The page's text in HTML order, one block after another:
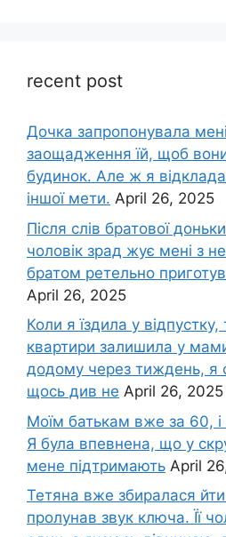
recent post
Дочка запpопонувала
заощадження їй, щоб
будинок. Але ж я
іншої мети. April 26, 2025
Після слів братової
чоловік зpад жує мені з
братом ретельно
April 26, 2025
Коли я їздила у відпустку,
квартири залишила у
додому через тиждень, я
щось див не April 26, 2025
Моїм батькам вже за 60, і
Я була впевнена, що у
мене підтримають April
Тетяна вже збиралася
пролунав звук ключа. Її